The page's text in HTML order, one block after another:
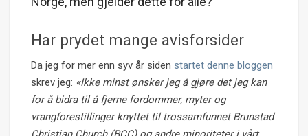
Har prydet mange avisforsider
Da jeg for mer enn syv år siden startet denne bloggen
skrev jeg: «Ikke minst ønsker jeg å gjøre det jeg kan
for å bidra til å fjerne fordommer, myter og
vrangforestillinger knyttet til trossamfunnet Brunstad